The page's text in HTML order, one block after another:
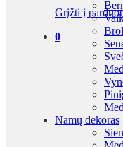
Grįžti į
0
Namų dekoras